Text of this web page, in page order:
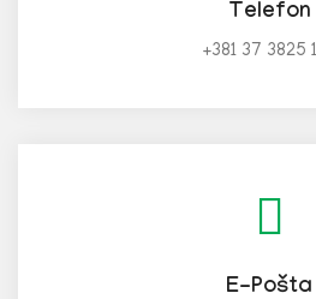
Telefon
+381 37 3825
E-Pošta